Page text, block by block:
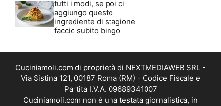
tutti i modi, se poi ci
aggiungo questo
ingrediente di stagione
faccio subito bingo
Cuciniamoli.com di proprietà di NEXTMEDIAWEB SRL -
Via Sistina 121, 00187 Roma (RM) - Codice Fiscale e
Partita I.V.A. 09689341007
Cuciniamoli.com non è una testata giornalistica, in